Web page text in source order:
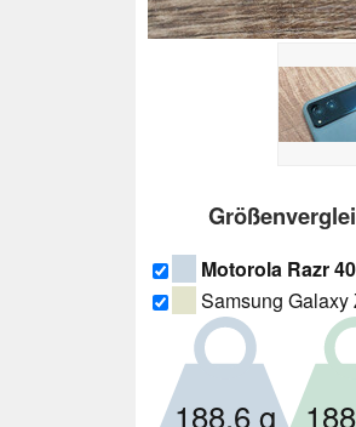
Motorola Razr 40
Samsung Galaxy
188.6 g